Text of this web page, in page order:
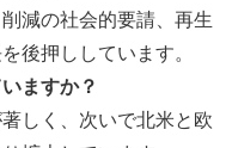
減の社会的要請、再生
後押ししています。
ますか？
しく、次いで北米と欧